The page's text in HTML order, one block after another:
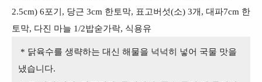
2.5cm) 6포기, 당근 3cm 한토막, 표고버섯(소) 3개, 대파7cm 한
토막, 다진 마늘 1/2밥숟가락, 식용유
* 닭육수를 생략하는 대신 해물을 넉넉히 넣어 국물 맛을
냈습니다.